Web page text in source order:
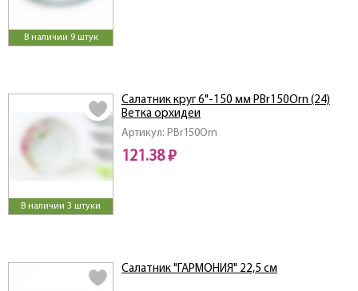
В наличии 9 штук
В наличии 3 штуки
Артикул: PBr150Orn
Салатник круг 6"-150 мм PBr150Orn (24)
Ветка орхидеи
121.38 ₽
Салатник "ГАРМОНИЯ" 22,5 см